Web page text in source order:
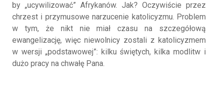
by „ucywilizować” Afrykanów. Jak? Oczywiście przez
chrzest i przymusowe narzucenie katolicyzmu. Problem
w tym, że nikt nie miał czasu na szczegółową
ewangelizację, więc niewolnicy zostali z katolicyzmem
w wersji „podstawowej”: kilku świętych, kilka modlitw i
dużo pracy na chwałę Pana.